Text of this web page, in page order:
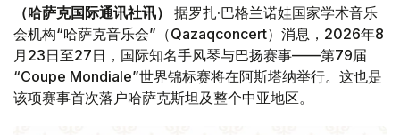
（哈萨克国际通讯社讯）
据罗扎·巴格兰诺娃国家学术音乐
会机构“哈萨克音乐会”（Qazaqconcert）消息，2026年8
月23日至27日，国际知名手风琴与巴扬赛事——第79届
“Coupe Mondiale”世界锦标赛将在阿斯塔纳举行。这也是
该项赛事首次落户哈萨克斯坦及整个中亚地区。